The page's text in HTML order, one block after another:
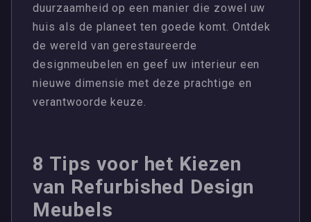
duurzaamheid op een manier die zowel uw
huis als de planeet ten goede komt. Ontdek
de wereld van gerestaureerde
designmeubelen en geef uw interieur een
nieuwe dimensie met deze prachtige en
verantwoorde keuze.
8 Tips voor het Kiezen
van Refurbished Design
Meubels